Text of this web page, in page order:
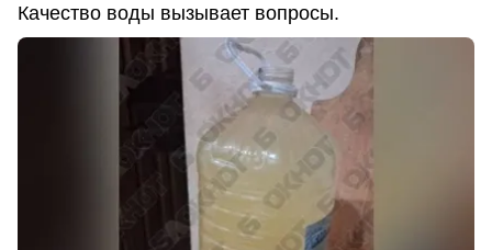
Качество воды вызывает вопросы.